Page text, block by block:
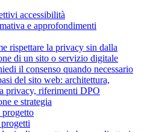
accessibilità
e approfondimenti
rispettare la privacy sin dalla
di un sito o servizio digitale
il consenso quando necessario
del sito web: architettura,
privacy, riferimenti DPO
e strategia